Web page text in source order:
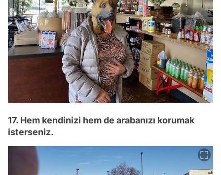
17. Hem kendinizi hem de arabanızı korumak
isterseniz.